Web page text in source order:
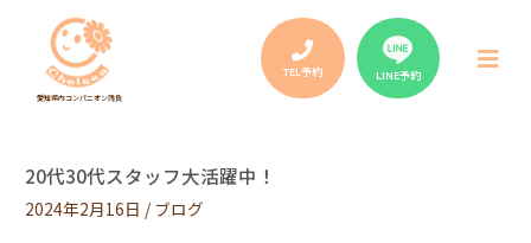
愛知県内コンパニオン請負
TEL予約 LINE予約
メ
ニ
20代30代スタッフ大活躍中！
2024年2月16日 / ブログ
navigation